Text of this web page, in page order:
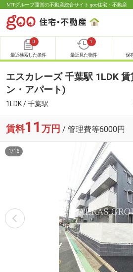
NTTグループ運営の不動産総合サイト goo住宅・不動産
0
最近検索した条件
1
最近見た物件 保
エスカレーズ 千葉駅 1LDK
ン・アパート)
1LDK / 千葉駅
賃料11 万円 / 管理費等6000円
1 /16